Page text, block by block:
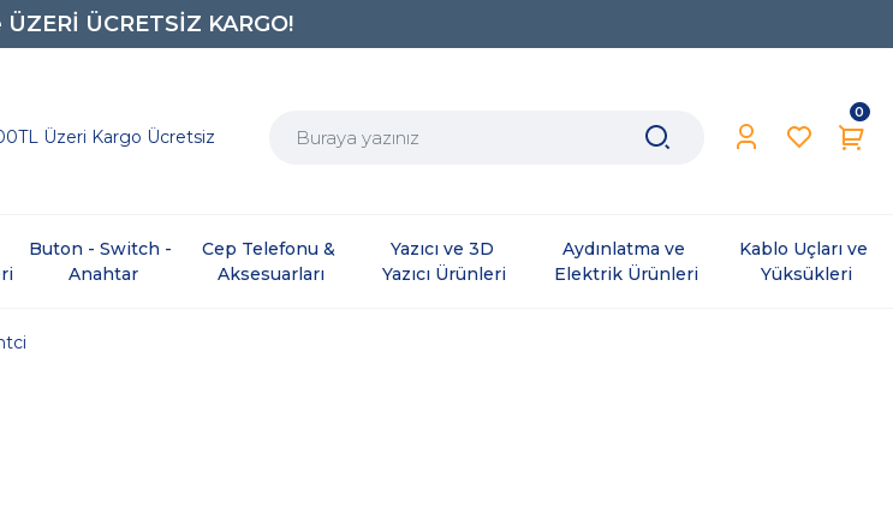
0850 242 0734
Üzeri Kargo Ücretsiz
0
Buton - Switch -
Anahtar
Cep Telefonu &
Aksesuarları
Yazıcı ve 3D
Yazıcı Ürünleri
Aydınlatma ve
Elektrik Ürünleri
Kablo Uçları ve
Yüksükleri